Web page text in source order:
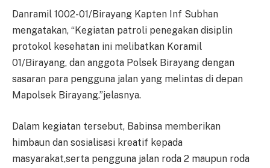
Danramil 1002-01/Birayang Kapten Inf Subhan
mengatakan, “Kegiatan patroli penegakan disiplin
protokol kesehatan ini melibatkan Koramil
01/Birayang, dan anggota Polsek Birayang dengan
sasaran para pengguna jalan yang melintas di depan
Mapolsek Birayang.”jelasnya.
Dalam kegiatan tersebut, Babinsa memberikan
himbaun dan sosialisasi kreatif kepada
masyarakat,serta pengguna jalan roda 2 maupun roda